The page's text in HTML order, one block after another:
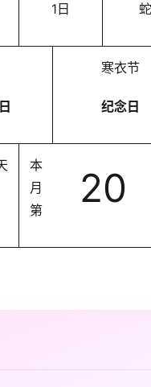
1日 蛇
寒衣节
纪念日
本
月
第
20